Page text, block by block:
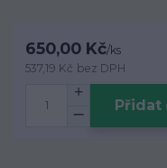
650,00 Kč/ks
537,19 Kč bez DPH
Přidat